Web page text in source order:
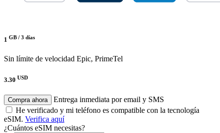
1 GB / 3 días
Sin límite de velocidad Epic, PrimeTel
3.30 USD
Compra ahora
Entrega inmediata por email y SMS
He verificado y mi teléfono es compatible con la tecnología
eSIM. Verifica aquí
¿Cuántos eSIM necesitas?